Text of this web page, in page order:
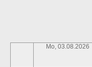
Mo, 03.08.2026